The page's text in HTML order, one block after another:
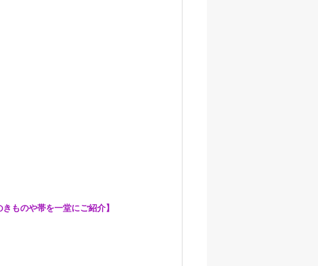
ものや帯を一堂にご紹介】